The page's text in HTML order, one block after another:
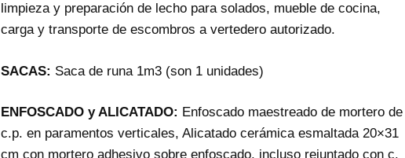
limpieza y preparación de lecho para solados, mueble de cocina,
carga y transporte de escombros a vertedero autorizado.
SACAS: Saca de runa 1m3 (son 1 unidades)
ENFOSCADO y ALICATADO: Enfoscado maestreado de mortero de
c.p. en paramentos verticales, Alicatado cerámica esmaltada 20×31
cm con mortero adhesivo sobre enfoscado, incluso rejuntado con c.